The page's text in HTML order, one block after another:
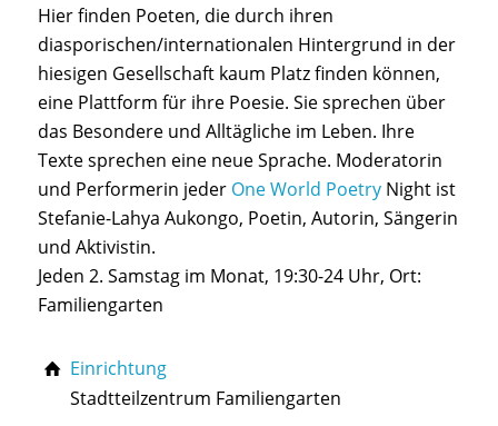
Hier finden Poeten, die durch ihren
diasporischen/internationalen Hintergrund in der
hiesigen Gesellschaft kaum Platz finden können,
eine Plattform für ihre Poesie. Sie sprechen über
das Besondere und Alltägliche im Leben. Ihre
Texte sprechen eine neue Sprache. Moderatorin
und Performerin jeder One World PoetryNight ist
Stefanie-Lahya Aukongo, Poetin, Autorin, Sängerin
und Aktivistin.
Jeden 2. Samstag im Monat, 19:30-24 Uhr, Ort:
Familiengarten
Einrichtung
Stadtteilzentrum Familiengarten